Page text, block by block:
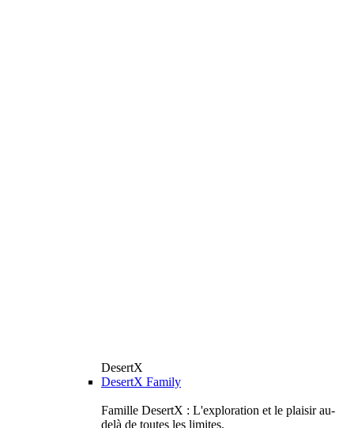
DesertX
DesertX Family
Famille DesertX : L'exploration et le plaisir au-
delà de toutes les limites.